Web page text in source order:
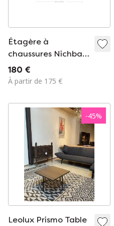
Étagère à
chaussures Nichba
50 cm – Blanche
180 €
À partir de 175 €
-45%
Leolux Prismo Table